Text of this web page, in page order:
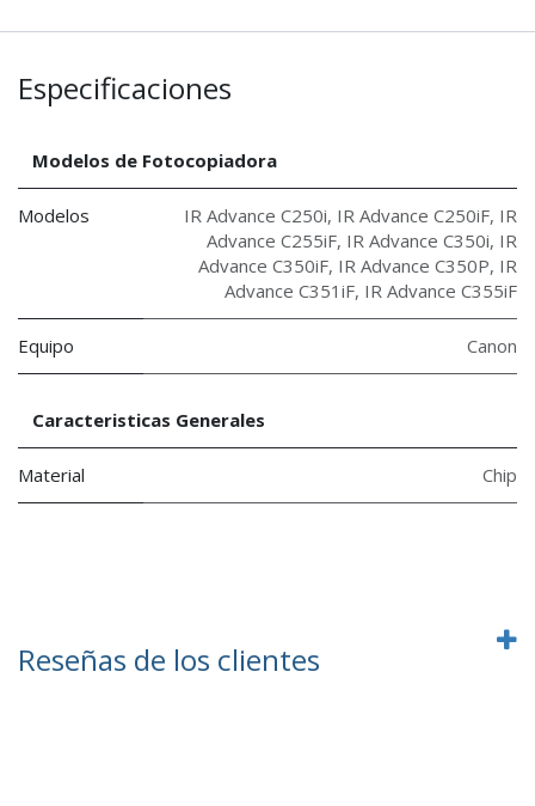
Especificaciones
Modelos de Fotocopiadora
Modelos IR Advance C250i, IR Advance C250iF, IR
Advance C255iF, IR Advance C350i, IR
Advance C350iF, IR Advance C350P, IR
Advance C351iF, IR Advance C355iF
Equipo Canon
Caracteristicas Generales
Material Chip
Reseñas de los clientes